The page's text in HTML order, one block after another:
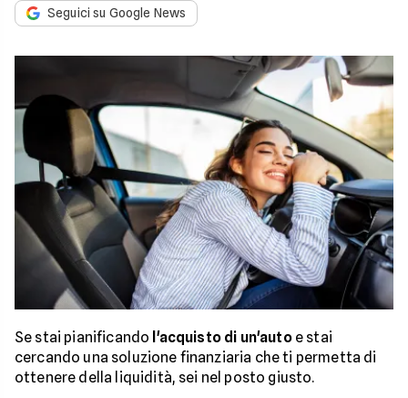
Seguici su Google News
Se stai pianificando l'acquisto di un'autoe stai
cercando una soluzione finanziaria che ti permetta di
ottenere della liquidità, sei nel posto giusto.